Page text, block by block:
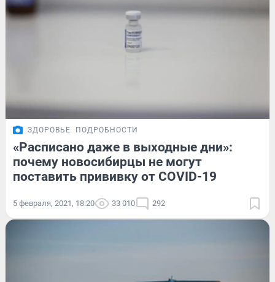
ЗДОРОВЬЕ ПОДРОБНОСТИ
«Расписано даже в выходные дни»:
почему новосибирцы не могут
поставить прививку от COVID-19
5 февраля, 2021, 18:20 33 010 292